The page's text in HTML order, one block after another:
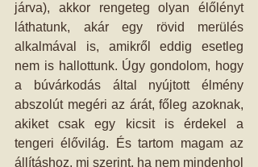
járva), akkor rengeteg olyan élőlényt
láthatunk, akár egy rövid merülés
alkalmával is, amikről eddig esetleg
nem is hallottunk. Úgy gondolom, hogy
a búvárkodás által nyújtott élmény
abszolút megéri az árát, főleg azoknak,
akiket csak egy kicsit is érdekel a
tengeri élővilág. És tartom magam az
állításhoz, mi szerint, ha nem mindenhol